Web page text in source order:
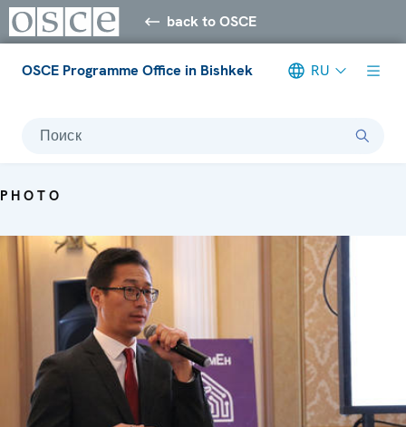
back to OSCE
OSCE Programme Office in Bishkek RU
Поиск
PHOTO